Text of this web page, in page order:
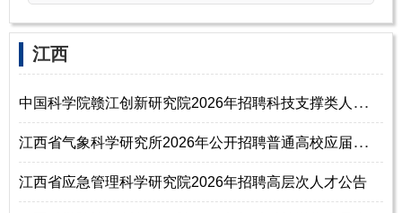
‌‌江西
中
国科学院赣江创新研究院2026年招聘科技支撑类人才启事
江
西省气象科学研究所2026年公开招聘普通高校应届毕业生公告（第二批）
江西省应急管理科学研究院2026年招聘高层次人才公告